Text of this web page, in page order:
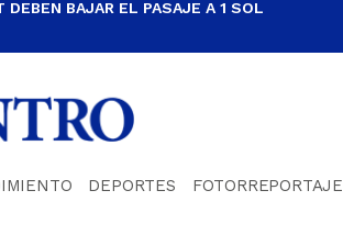
BAJAR EL PASAJE A 1 SOL
DEPORTES FOTORREPORTAJE